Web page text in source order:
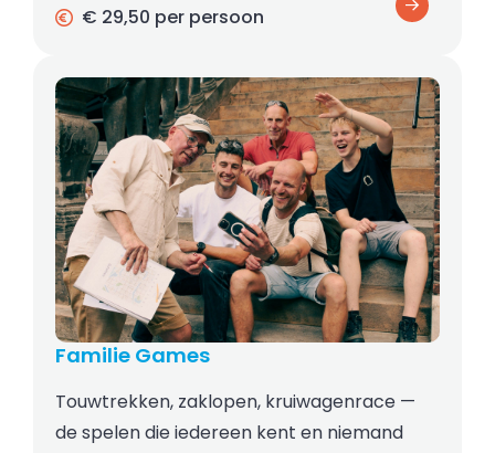
€ 29,50 per persoon
Familie Games
Touwtrekken, zaklopen, kruiwagenrace —
de spelen die iedereen kent en niemand